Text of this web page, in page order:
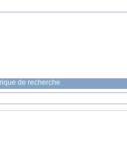
de recherche